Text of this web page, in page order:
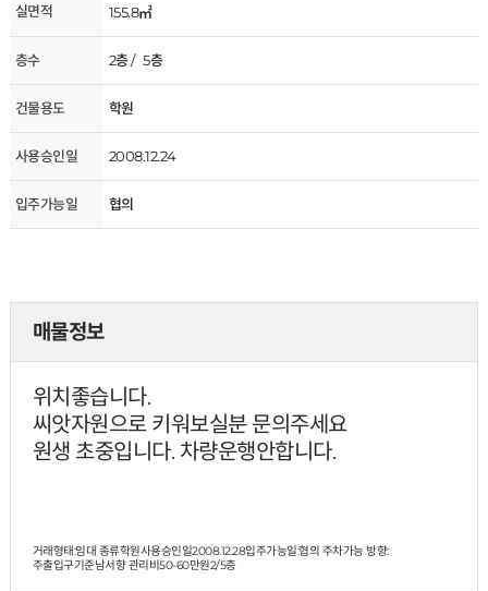
실면적 155.8㎡
층수 2층 / 5층
건물용도 학원
사용승인일 2008.12.24
입주가능일 협의
매물정보
위치좋습니다.
씨앗자원으로 키워보실분 문의주세요
원생 초중입니다. 차량운행안합니다.
거래형태:임대 종류학원사용승인일2008.12.28입주가능일:협의 주차가능 방향:
주출입구기준남서향 관리비50-60만원2/5층